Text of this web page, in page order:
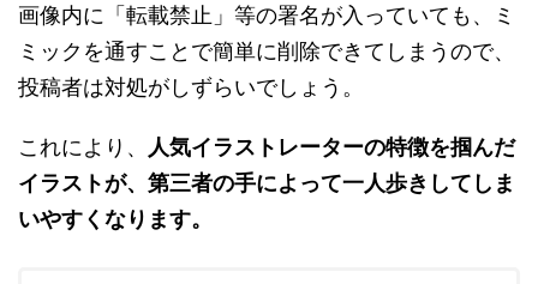
画像内に「転載禁止」等の署名が入っていても、ミ
ミックを通すことで簡単に削除できてしまうので、
投稿者は対処がしずらいでしょう。
これにより、 人気イラストレーターの特徴を掴んだ
イラストが、第三者の手によって一人歩きしてしま
いやすくなります。